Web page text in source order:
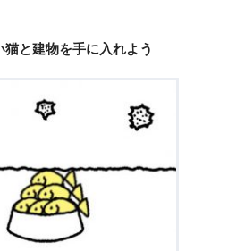
と建物を手に入れよう